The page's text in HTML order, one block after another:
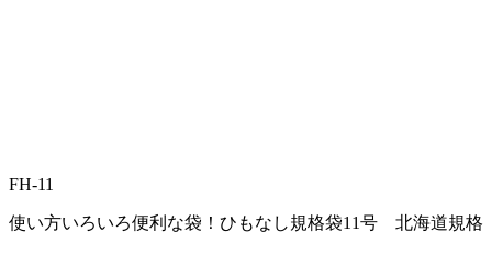
FH-11
使い方いろいろ便利な袋！ひもなし規格袋11号 北海道規格